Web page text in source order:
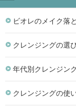
ビオレのメイク落
クレンジングの選
年代別クレンジン
クレンジングの使